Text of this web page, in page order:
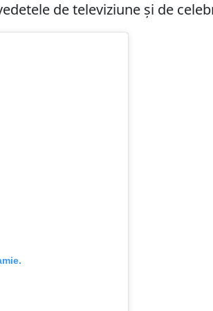
de televiziune și de